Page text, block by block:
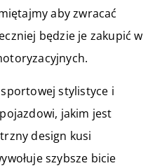
aby zwracać
będzie je zakupić w
stylistyce i
jakim jest
design kusi
szybsze bicie